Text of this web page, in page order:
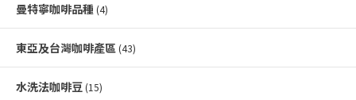
曼特寧咖啡品種 (4)
東亞及台灣咖啡產區 (43)
水洗法咖啡豆 (15)